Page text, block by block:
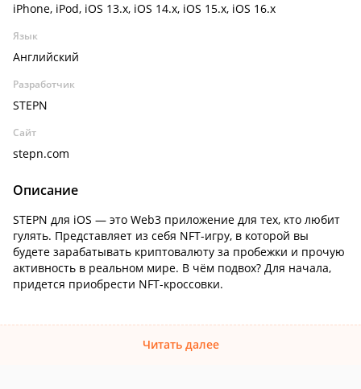
iPhone, iPod, iOS 13.x, iOS 14.x, iOS 15.x, iOS 16.x
Язык
Английский
Разработчик
STEPN
Сайт
stepn.com
Описание
STEPN для iOS — это Web3 приложение для тех, кто любит
гулять. Представляет из себя NFT-игру, в которой вы
будете зарабатывать криптовалюту за пробежки и прочую
активность в реальном мире. В чём подвох? Для начала,
придется приобрести NFT-кроссовки.
Читать далее